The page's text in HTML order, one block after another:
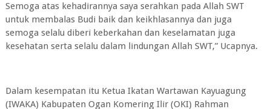
Semoga atas kehadirannya saya serahkan pada Allah SWT
untuk membalas Budi baik dan keikhlasannya dan juga
semoga selalu diberi keberkahan dan keselamatan juga
kesehatan serta selalu dalam lindungan Allah SWT,” Ucapnya.
Dalam kesempatan itu Ketua Ikatan Wartawan Kayuagung
(IWAKA) Kabupaten Ogan Komering Ilir (OKI) Rahman